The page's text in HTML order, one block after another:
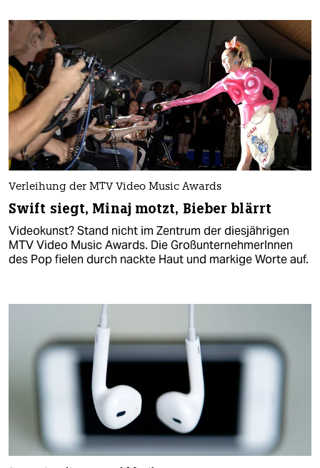
Verleihung der MTV Video Music Awards
Swift siegt, Minaj motzt, Bieber blärrt
Videokunst? Stand nicht im Zentrum der diesjährigen
MTV Video Music Awards. Die GroßunternehmerInnen
des Pop fielen durch nackte Haut und markige Worte auf.